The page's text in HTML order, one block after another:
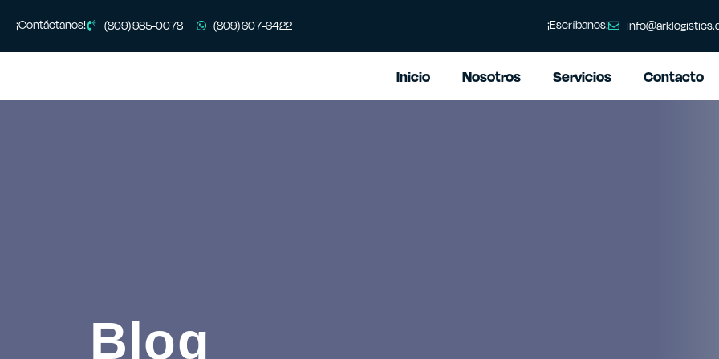
¡Contáctanos! (809) 985-0078 (809) 607-6422 ¡Escríbanos!
Inicio Nosotros Servicios Contacto
Blog